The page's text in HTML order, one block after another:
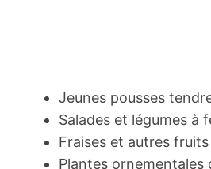
Jeunes pousses
Salades et légumes à
Fraises et autres
Plantes ornementales